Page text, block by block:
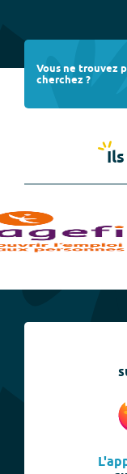
Vous ne trouvez
cherchez ?